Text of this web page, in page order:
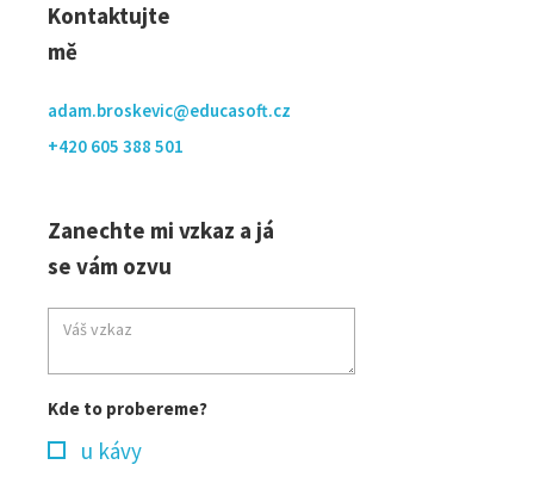
Kontaktujte
mě
adam.broskevic@educasoft.cz
+420 605 388 501
Zanechte mi vzkaz a já
se vám ozvu
Kde to probereme?
u kávy